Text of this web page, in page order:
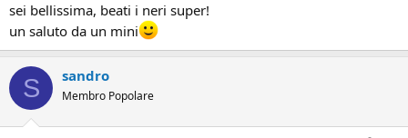
sei bellissima, beati i neri super!
un saluto da un mini
S sandro
Membro Popolare